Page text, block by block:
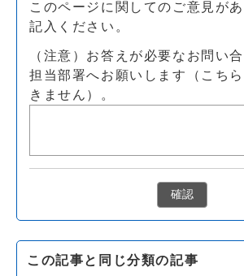
このページに関してのご意見が
記入ください。
（注意）お答えが必要なお問い
担当部署へお願いします（こち
きません）。
確認
この記事と同じ分類の記事